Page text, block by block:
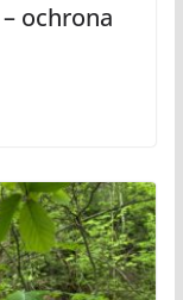
ochrona